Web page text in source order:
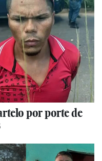
por porte de